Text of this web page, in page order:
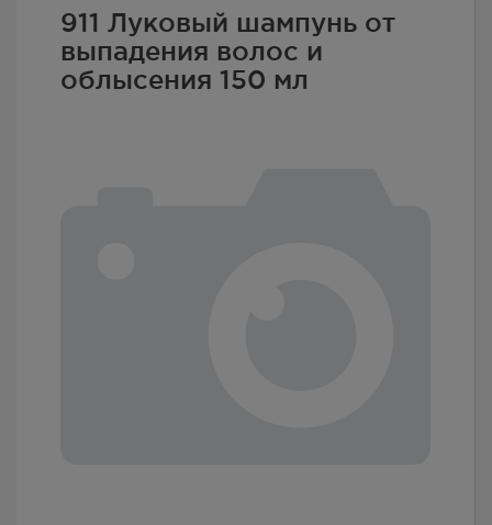
911 Луковый шампунь от
выпадения волос и
облысения 150 мл